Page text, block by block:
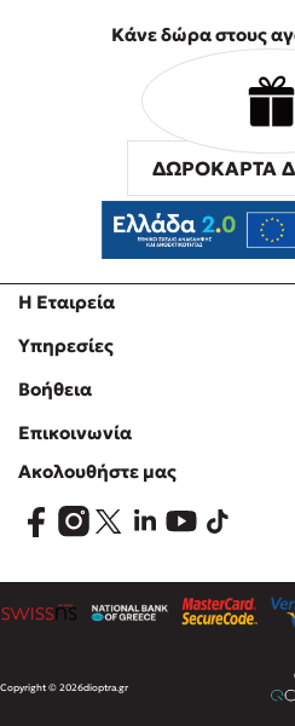
Η Εταιρεία
Υπηρεσίες
Βοήθεια
Επικοινωνία
Κάνε δώρα στους
ΔΩΡΟΚΑΡΤΑ
Ακολουθήστε μας
Copyright © 2026dioptra.gr